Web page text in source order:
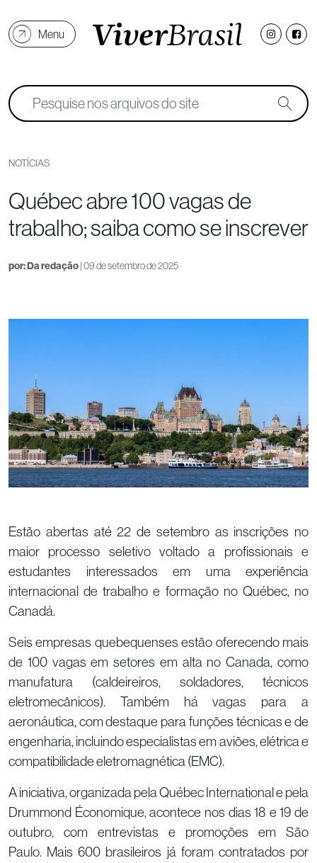
Menu
NOTÍCIAS
Québec abre 100 vagas de
trabalho; saiba como se inscrever
por:Da redação| 09 de setembro de 2025
Estão abertas até 22 de setembro as inscrições no
maior processo seletivo voltado a profissionais e
estudantes interessados em uma experiência
internacional de trabalho e formação no Québec, no
Canadá.
Seis empresas quebequenses estão oferecendo mais
de 100 vagas em setores em alta no Canada, como
manufatura (caldeireiros, soldadores, técnicos
eletromecânicos). Também há vagas para a
aeronáutica, com destaque para funções técnicas e de
engenharia, incluindo especialistas em aviões, elétrica e
compatibilidade eletromagnética (EMC).
A iniciativa, organizada pela Québec International e pela
Drummond Économique, acontece nos dias 18 e 19 de
outubro, com entrevistas e promoções em São
Paulo. Mais 600 brasileiros já foram contratados por